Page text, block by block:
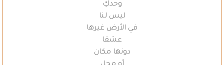
وحدكِ
ليس لنا
في الأرض غيرها
عشقا
دونها مكان